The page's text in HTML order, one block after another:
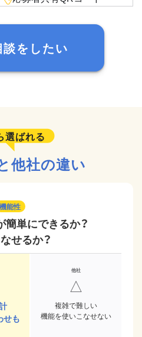
をしたい
選ばれる
他社の違い
機能性
単にできるか？
せるか？
せも
△
複雑で難しい
機能を使いこなせない